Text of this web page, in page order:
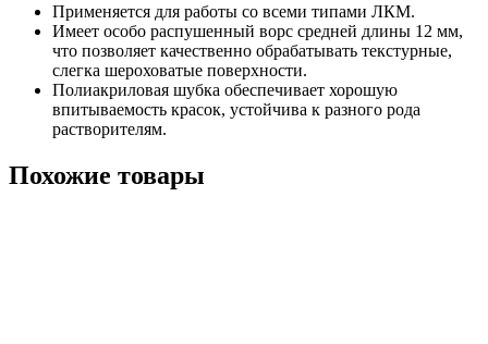
Применяется для работы со всеми типами ЛКМ.
Имеет особо распушенный ворс средней длины 12 мм,
что позволяет качественно обрабатывать текстурные,
слегка шероховатые поверхности.
Полиакриловая шубка обеспечивает хорошую
впитываемость красок, устойчива к разного рода
растворителям.
Похожие товары